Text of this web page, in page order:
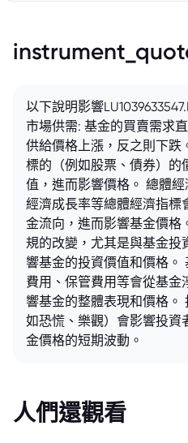
以下說明影響
市場供需: 基金的買賣需求
供給價格上漲，反之則下跌
標的（例如股票、債券）的
值，進而影響價格。 總體經
經濟成長率等總體經濟指標
金流向，進而影響基金價格
規的改變，尤其是與基金投
響基金的投資價值和價格。
費用、保管費用等會從基
響基金的整體表現和價格。
如恐慌、樂觀）會影響投資
金價格的短期波動。
人們還觀看